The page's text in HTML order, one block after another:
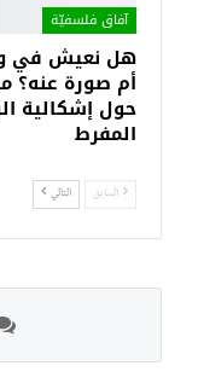
آفاق فلسفيّة‎
هل نعيش في
أم صورة عنه؟
حول إشكالية
المفرط
السابق التالي